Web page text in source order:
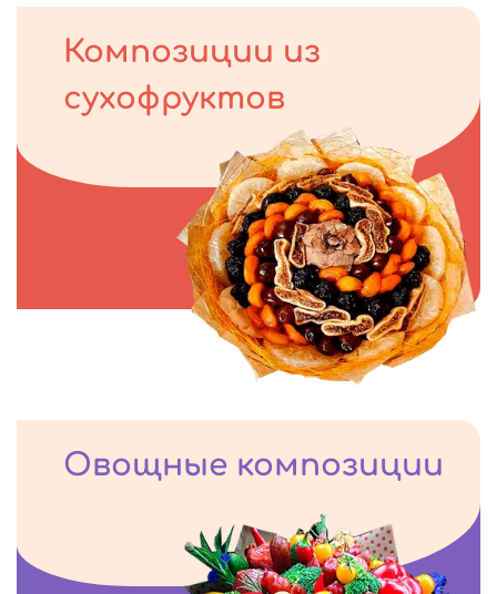
Композиции из
сухофруктов
Овощные композиции